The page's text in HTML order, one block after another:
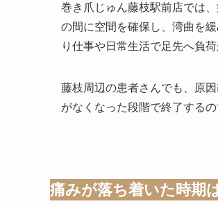
巻き爪じゅん藤枝駅前店では
の間に空間を確保し、湾曲を
り仕事や日常生活で足先へ負
藤枝周辺の患者さんでも、原
がなくなった段階で終了する
痛みが落ち着いた時期